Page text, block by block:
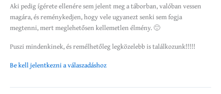
Aki pedig ígérete ellenére sem jelent meg a táborban, valóban vessen
magára, és reménykedjen, hogy vele ugyanezt senki sem fogja
megtenni, mert meglehetősen kellemetlen élmény. 🙂
Puszi mindenkinek, és remélhetőleg legközelebb is találkozunk!!!!!
Be kell jelentkezni a válaszadáshoz